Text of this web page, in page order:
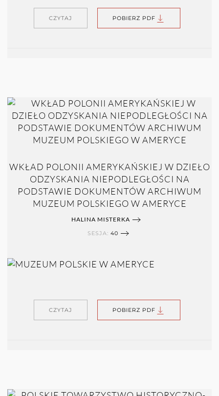
CZYTAJ POBIERZ PDF
WKŁAD POLONII AMERYKAŃSKIEJ W DZIEŁO
ODZYSKANIA NIEPODLEGŁOŚCI NA
PODSTAWIE DOKUMENTÓW ARCHIWUM
MUZEUM POLSKIEGO W AMERYCE
HALINA MISTERKA
SESJA: 40
CZYTAJ POBIERZ PDF